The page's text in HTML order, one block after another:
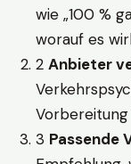
wie „100 %
worauf es
2 Anbieter
3 Passende